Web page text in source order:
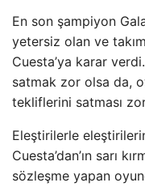
En son şampiyon
yetersiz olan ve
Cuesta’ya karar
satmak zor olsa da,
tekliflerini satması
Eleştirilerle
Cuesta’dan’ın sarı
sözleşme yapan